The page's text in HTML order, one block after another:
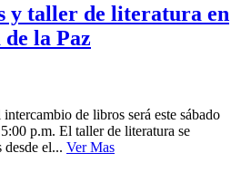
y taller de literatura en
la Paz
de libros será este sábado
p.m. El taller de literatura se
desde el... Ver Mas